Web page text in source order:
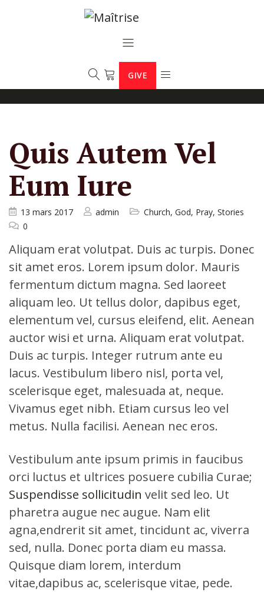
GIVE
Quis Autem Vel
Eum Iure
13 mars 2017 admin Church, God, Pray, Stories
0
Aliquam erat volutpat. Duis ac turpis. Donec
sit amet eros. Lorem ipsum dolor. Mauris
fermentum dictum magna. Sed laoreet
aliquam leo. Ut tellus dolor, dapibus eget,
elementum vel, cursus eleifend, elit. Aenean
auctor wisi et urna. Aliquam erat volutpat.
Duis ac turpis. Integer rutrum ante eu
lacus. Vestibulum libero nisl, porta vel,
scelerisque eget, malesuada at, neque.
Vivamus eget nibh. Etiam cursus leo vel
metus. Nulla facilisi. Aenean nec eros.
Vestibulum ante ipsum primis in faucibus
orci luctus et ultrices posuere cubilia Curae;
Suspendisse sollicitudin velit sed leo. Ut
pharetra augue nec augue. Nam elit
agna,endrerit sit amet, tincidunt ac, viverra
sed, nulla. Donec porta diam eu massa.
Quisque diam lorem, interdum
vitae,dapibus ac, scelerisque vitae, pede.